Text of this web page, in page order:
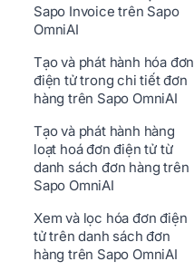
Sapo Invoice trên Sapo
OmniAI
Tạo và phát hành hóa đơn
điện tử trong chi tiết đơn
hàng trên Sapo OmniAI
Tạo và phát hành hàng
loạt hoá đơn điện tử từ
danh sách đơn hàng trên
Sapo OmniAI
Xem và lọc hóa đơn điện
tử trên danh sách đơn
hàng trên Sapo OmniAI